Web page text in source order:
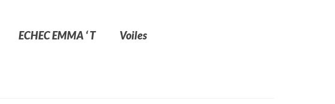
ECHEC EMMA ‘ T
Voiles